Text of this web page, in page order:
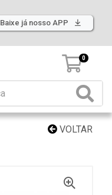
Baixe já nosso APP
0
VOLTAR